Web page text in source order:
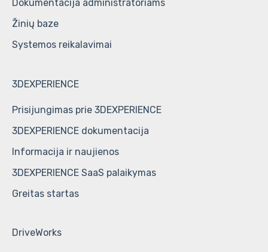
Dokumentacija administratoriams
Žinių baze
Systemos reikalavimai
3DEXPERIENCE
Prisijungimas prie 3DEXPERIENCE
3DEXPERIENCE dokumentacija
Informacija ir naujienos
3DEXPERIENCE SaaS palaikymas
Greitas startas
DriveWorks